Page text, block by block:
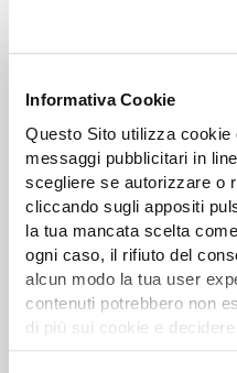
Informativa Cookie
Questo Sito utilizza
messaggi pubblicitari in
scegliere se autorizzare o
cliccando sugli appositi
la tua mancata scelta
ogni caso, il rifiuto del
alcun modo la tua user
contenuti potrebbero non
di più sui cookie e
TR 7600 | SERIE
Dettaglio